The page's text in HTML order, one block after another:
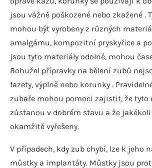
jsou vážně poškozené nebo zkažené .
mohou být vyrobeny z různých
amalgámu, kompozitní pryskyřice a
jsou tyto materiály odolné, mohou
Bohužel přípravky na bělení zubů
fazety, výplně nebo korunky .
zubaře mohou pomoci zajistit, že tyto
zůstanou v dobrém stavu a že
okamžitě vyřešeny.
V případech, kdy zub chybí, lze k jeho
můstky a implantáty. Můstky jsou